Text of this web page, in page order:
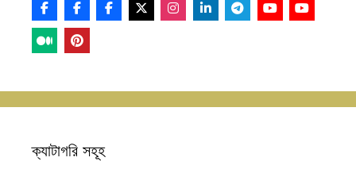
ক্যাটাগরি সহূহ